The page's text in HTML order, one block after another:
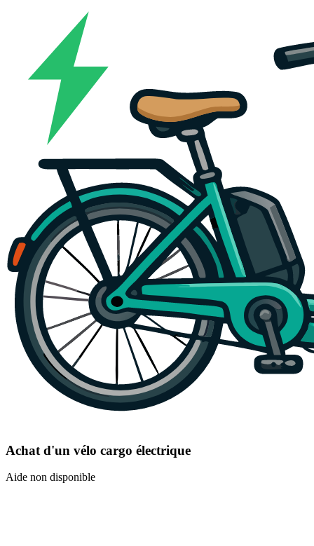
Achat d'un vélo cargo électrique
Aide non disponible